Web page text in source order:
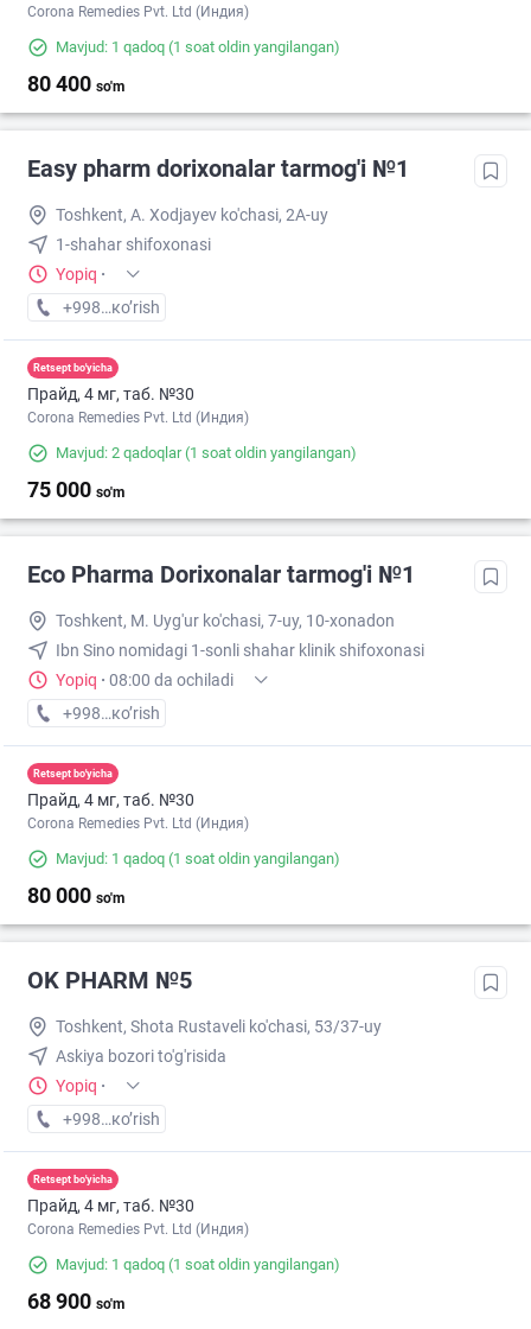
Corona Remedies Pvt. Ltd (Индия)
Mavjud: 1 qadoq (1 soat oldin yangilangan)
80 400 so'm
Easy pharm dorixonalar tarmog'i №1
Toshkent, A. Xodjayev ko'chasi, 2A-uy
1-shahar shifoxonasi
Yopiq ·
+998 (94) XXX-XX-XX
кo’rish
Retsept bo'yicha
Прайд, 4 мг, таб. №30
Corona Remedies Pvt. Ltd (Индия)
Mavjud: 2 qadoqlar(1 soat oldin yangilangan)
75 000 so'm
Eco Pharma Dorixonalar tarmog'i №1
Toshkent, M. Uyg'ur ko'chasi, 7-uy, 10-xonadon
Ibn Sino nomidagi 1-sonli shahar klinik shifoxonasi
Yopiq · 08:00 da ochiladi
+998 (71) XXX-XX-XX
кo’rish
Retsept bo'yicha
Прайд, 4 мг, таб. №30
Corona Remedies Pvt. Ltd (Индия)
Mavjud: 1 qadoq (1 soat oldin yangilangan)
80 000 so'm
OK PHARM №5
Toshkent, Shota Rustaveli ko'chasi, 53/37-uy
Askiya bozori to'g'risida
Yopiq ·
+998 (90) XXX-XX-XX
кo’rish
Retsept bo'yicha
Прайд, 4 мг, таб. №30
Corona Remedies Pvt. Ltd (Индия)
Mavjud: 1 qadoq (1 soat oldin yangilangan)
68 900 so'm